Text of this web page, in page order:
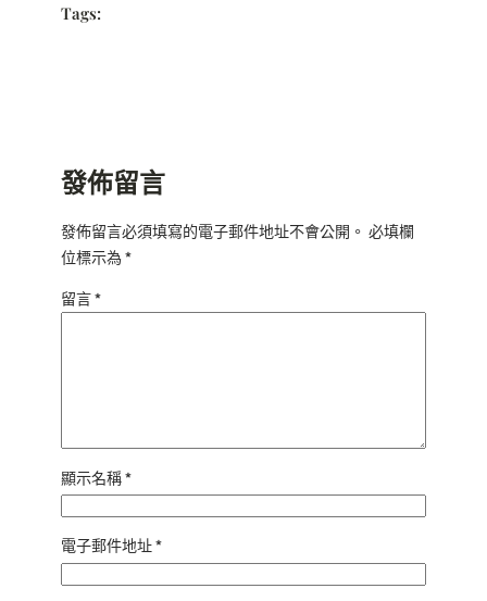
Tags:
發佈留言
發佈留言必須填寫的電子郵件地址不會公開。 必填欄
位標示為*
留言*
顯示名稱*
電子郵件地址*